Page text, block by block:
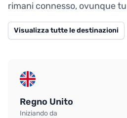
rimani connesso, ovunque
Visualizza tutte le destinazioni
Regno Unito
Iniziando da